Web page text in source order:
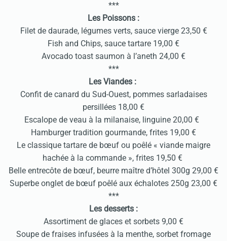
***
Les Poissons :
Filet de daurade, légumes verts, sauce vierge 23,50 €
Fish and Chips, sauce tartare 19,00 €
Avocado toast saumon à l’aneth 24,00 €
***
Les Viandes :
Confit de canard du Sud-Ouest, pommes sarladaises
persillées 18,00 €
Escalope de veau à la milanaise, linguine 20,00 €
Hamburger tradition gourmande, frites 19,00 €
Le classique tartare de bœuf ou poêlé « viande maigre
hachée à la commande », frites 19,50 €
Belle entrecôte de bœuf, beurre maître d’hôtel 300g 29,00 €
Superbe onglet de bœuf poêlé aux échalotes 250g 23,00 €
***
Les desserts :
Assortiment de glaces et sorbets 9,00 €
Soupe de fraises infusées à la menthe, sorbet fromage